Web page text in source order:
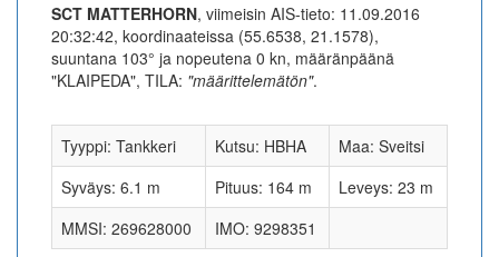
SCT MATTERHORN, viimeisin AIS-tieto: 11.09.2016
20:32:42, koordinaateissa (55.6538, 21.1578),
suuntana 103° ja nopeutena 0 kn, määränpäänä
"KLAIPEDA", TILA: "määrittelemätön".
Tyyppi: Tankkeri Kutsu: HBHA
Maa: Sveitsi
Syväys: 6.1 m
Pituus: 164 m
Leveys: 23 m
MMSI: 269628000
IMO: 9298351